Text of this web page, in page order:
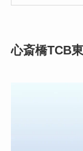
心斎橋TCB